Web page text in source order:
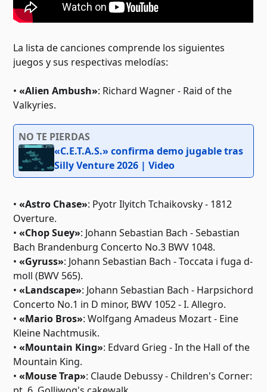
La lista de canciones comprende los siguientes
juegos y sus respectivas melodías:
•«Alien Ambush»: Richard Wagner - Raid of the
Valkyries.
NO TE PIERDAS
«C.E.T.A.S.» confirma demo jugable tras
Silly Venture 2026 | Video
•«Astro Chase»: Pyotr Ilyitch Tchaikovsky - 1812
Overture.
•«Chop Suey»: Johann Sebastian Bach - Sebastian
Bach Brandenburg Concerto No.3 BWV 1048.
•«Gyruss»: Johann Sebastian Bach - Toccata i fuga d-
moll (BWV 565).
•«Landscape»: Johann Sebastian Bach - Harpsichord
Concerto No.1 in D minor, BWV 1052 - I. Allegro.
•«Mario Bros»: Wolfgang Amadeus Mozart - Eine
Kleine Nachtmusik.
•«Mountain King»: Edvard Grieg - In the Hall of the
Mountain King.
•«Mouse Trap»: Claude Debussy - Children's Corner: